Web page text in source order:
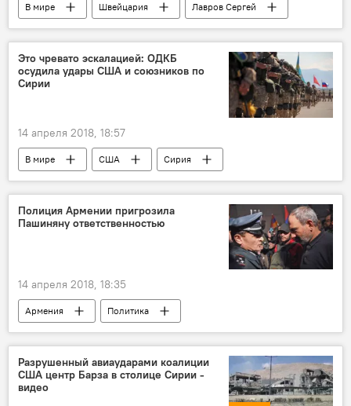
В мире Швейцария
Лавров Сергей
Скрипаль
МИД России
"Дело Скрипаля": обострение отношений России и Запада
Это чревато эскалацией: ОДКБ
осудила удары США и союзников по
Сирии
14 апреля 2018, 18:57
В мире США
Сирия
ОДКБ
Полиция Армении пригрозила
Пашиняну ответственностью
14 апреля 2018, 18:35
Армения
Политика
Пашинян Никол
уголовное преследование
здание
полиция нападение
Разрушенный авиаударами коалиции
США центр Барза в столице Сирии -
видео